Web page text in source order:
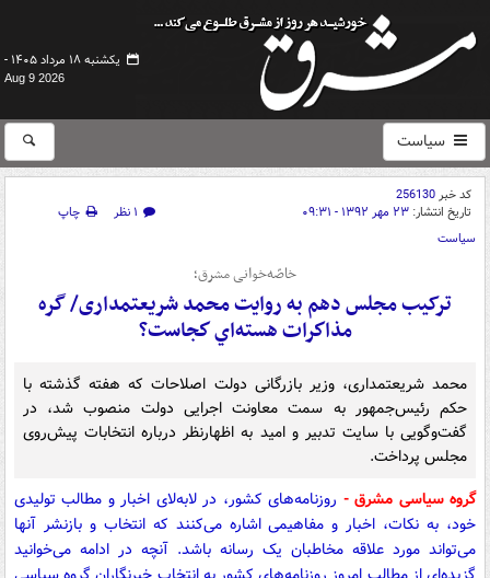
یکشنبه ۱۸ مرداد ۱۴۰۵ -
Aug 9 2026
سیاست
کد خبر256130
تاریخ انتشار: ۲۳ مهر ۱۳۹۲ - ۰۹:۳۱ ۱ نظر
چاپ
سیاست
خاصّه‌خوانی مشرق؛
ترکیب مجلس دهم به روایت محمد شریعتمداری/ گره
مذاكرات هسته‌اي كجاست؟
محمد شریعتمداری، وزیر بازرگانی دولت اصلاحات که هفته گذشته با
حکم رئیس‌جمهور به سمت معاونت اجرایی دولت منصوب شد، در
گفت‌وگویی با سایت تدبیر و امید به اظهارنظر درباره انتخابات پیش‌روی
مجلس پرداخت.
گروه سیاسی مشرق - روزنامه‌های کشور، در لابه‌لای اخبار و مطالب تولیدی
خود، به نکات، اخبار و مفاهیمی اشاره می‌کنند که انتخاب و بازنشر آنها
می‌تواند مورد علاقه مخاطبان یک رسانه باشد. آنچه در ادامه می‌خوانید